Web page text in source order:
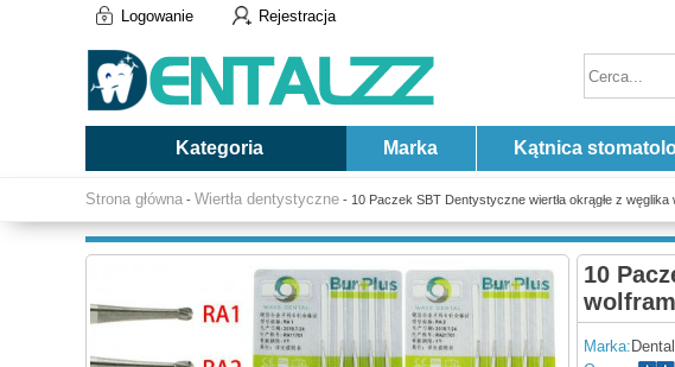
Logowanie Rejestracja
Kategoria Marka Kątnica
Strona główna - Wiertła dentystyczne - 10 Paczek SBT Dentystyczne wiertła okrągłe z
10
Marka: